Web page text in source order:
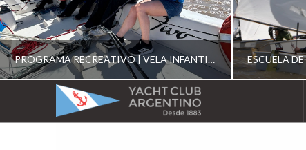
PROGRAMA RECREATIVO | VELA INFANTIL, JUVENIL Y DE CRUCERO 2026
YACHT